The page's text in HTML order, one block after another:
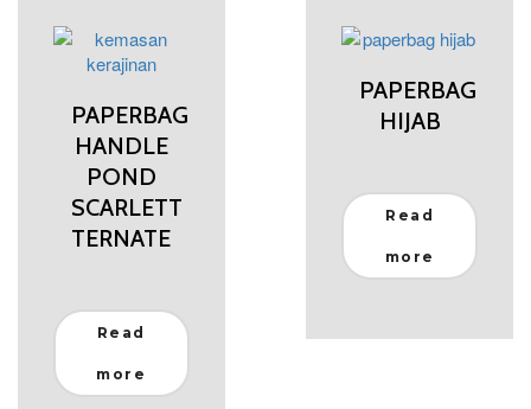
PAPERBAG
HANDLE
POND
SCARLETT
TERNATE
Read
more
PAPERBAG
HIJAB
Read
more